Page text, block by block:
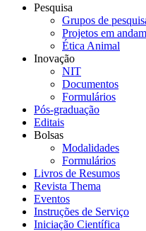
Pesquisa
Grupos de
Projetos em
Ética Animal
Inovação
NIT
Documentos
Formulários
Pós-graduação
Editais
Bolsas
Modalidades
Formulários
Livros de Resumos
Revista Thema
Eventos
Instruções de Serviço
Iniciação Científica